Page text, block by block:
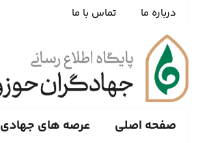
درباره ما تماس با ما
صفحه اصلی عرصه های جهادی